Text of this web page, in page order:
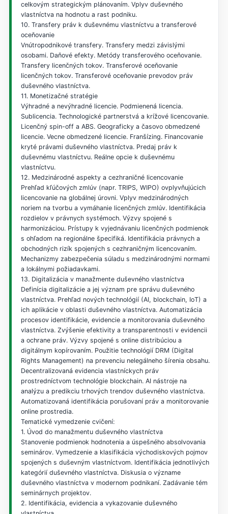
celkovým strategickým plánovaním. Vplyv duševného
vlastníctva na hodnotu a rast podniku.
10. Transfery práv k duševnému vlastníctvu a transferové
oceňovanie
Vnútropodnikové transfery. Transfery medzi závislými
osobami. Daňové efekty. Metódy transferového oceňovanie.
Transfery licenčných tokov. Transferové oceňovanie
licenčných tokov. Transferové oceňovanie prevodov práv
duševného vlastníctva.
11. Monetizačné stratégie
Výhradné a nevýhradné licencie. Podmienená licencia.
Sublicencia. Technologické partnerstvá a krížové licencovanie.
Licenčný spin-off a ABS. Geograficky a časovo obmedzené
licencie. Vecne obmedzené licencie. Franšízing. Financovanie
kryté právami duševného vlastníctva. Predaj práv k
duševnému vlastníctvu. Reálne opcie k duševnému
vlastníctvu.
12. Medzinárodné aspekty a cezhraničné licencovanie
Prehľad kľúčových zmlúv (napr. TRIPS, WIPO) ovplyvňujúcich
licencovanie na globálnej úrovni. Vplyv medzinárodných
noriem na tvorbu a vymáhanie licenčných zmlúv. Identifikácia
rozdielov v právnych systémoch. Výzvy spojené s
harmonizáciou. Prístupy k vyjednávaniu licenčných podmienok
s ohľadom na regionálne špecifiká. Identifikácia právnych a
obchodných rizík spojených s cezhraničným licencovaním.
Mechanizmy zabezpečenia súladu s medzinárodnými normami
a lokálnymi požiadavkami.
13. Digitalizácia v manažmente duševného vlastníctva
Definícia digitalizácie a jej význam pre správu duševného
vlastníctva. Prehľad nových technológií (AI, blockchain, IoT) a
ich aplikácie v oblasti duševného vlastníctva. Automatizácia
procesov identifikácie, evidencie a monitorovania duševného
vlastníctva. Zvýšenie efektivity a transparentnosti v evidencii
a ochrane práv. Výzvy spojené s online distribúciou a
digitálnym kopírovaním. Použitie technológií DRM (Digital
Rights Management) na prevenciu nelegálneho šírenia obsahu.
Decentralizovaná evidencia vlastníckych práv
prostredníctvom technológie blockchain. AI nástroje na
analýzu a predikciu trhových trendov duševného vlastníctva.
Automatizovaná identifikácia porušovaní práv a monitorovanie
online prostredia.
Tematické vymedzenie cvičení:
1. Úvod do manažmentu duševného vlastníctva
Stanovenie podmienok hodnotenia a úspešného absolvovania
seminárov. Vymedzenie a klasifikácia východiskových pojmov
spojených s duševným vlastníctvom. Identifikácia jednotlivých
kategórií duševného vlastníctva. Diskusia o význame
duševného vlastníctva v modernom podnikaní. Zadávanie tém
seminárnych projektov.
2. Identifikácia, evidencia a vykazovanie duševného